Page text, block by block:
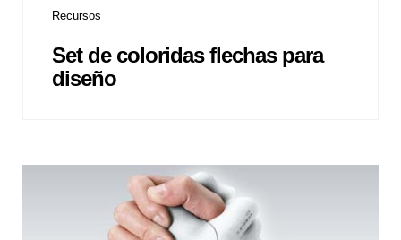
Recursos
Set de coloridas flechas para
diseño